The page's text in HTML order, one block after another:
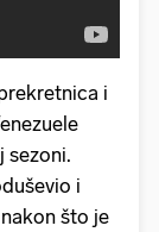
i
sezoni.
i
što je